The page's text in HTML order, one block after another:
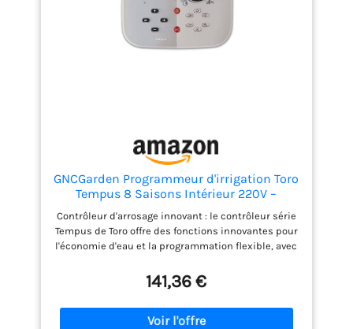
GNCGarden Programmeur d'irrigation Toro
Tempus 8 Saisons Intérieur 220V –
Minuterie d'arrosage Automatique |
Contrôleur d'irrigation Série Tempus de
Taureau Économie d'eau | Programmeur
d'arrosag
Contrôleur d'arrosage innovant : le contrôleur série
Tempus de Toro offre des fonctions innovantes pour
l'économie d'eau et la programmation flexible, avec
jardin. Puissance et saisons : fonctionne avec une
puissance électrique de 220 VAC et dispose de 8
stations de sortie, avec une capacité maximale
d'ampérage par station et pompe/valve maître.
141,36 €